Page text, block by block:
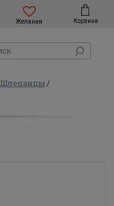
Желания Корзина
Шлепанцы